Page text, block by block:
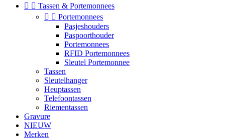
  Tassen & Portemonnees
  Portemonnees
Pasjeshouders
Paspoorthouder
Portemonnees
RFID Portemonnees
Sleutel Portemonnee
Tassen
Sleutelhanger
Heuptassen
Telefoontassen
Riementassen
Gravure
NIEUW
Merken